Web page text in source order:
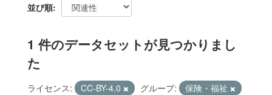
並び順
1 件のデータセットが見つかりまし
た
ライセンス: CC-BY-4.0 グループ:
保険・福祉